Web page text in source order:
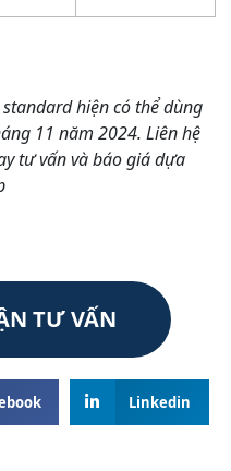
hiện có thể dùng
11 năm 2024. Liên hệ
tư vấn và báo giá dựa
TƯ VẤN
Linkedin